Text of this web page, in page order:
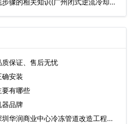
保证、售后无忧
安装
要有哪些
器品牌
圳华润商业中心冷冻管道改造工程…